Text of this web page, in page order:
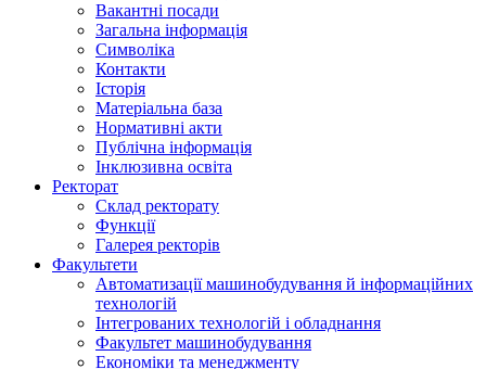
Вакантні посади
Загальна інформація
Символіка
Контакти
Історія
Матеріальна база
Нормативні акти
Публічна інформація
Інклюзивна освіта
Ректорат
Склад ректорату
Функції
Галерея ректорів
Факультети
Автоматизації машинобудування й інформаційних
технологій
Інтегрованих технологій і обладнання
Факультет машинобудування
Економіки та менеджменту